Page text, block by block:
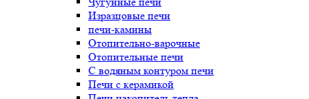
Изразцовые печи
печи-камины
Отопительно-варочные
Отопительные печи
С водяным контуром печи
Печи с керамикой